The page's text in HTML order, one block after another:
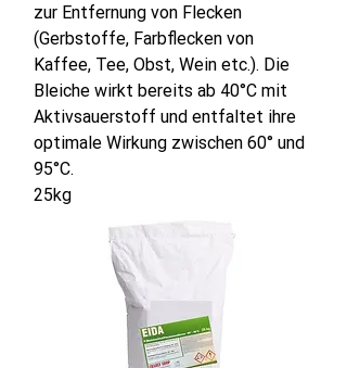
zur Entfernung von Flecken
(Gerbstoffe, Farbflecken von
Kaffee, Tee, Obst, Wein etc.). Die
Bleiche wirkt bereits ab 40°C mit
Aktivsauerstoff und entfaltet ihre
optimale Wirkung zwischen 60° und
95°C.
25kg